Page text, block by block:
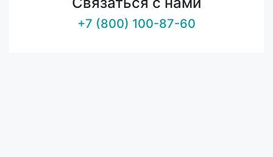
+7 (800) 100-87-60